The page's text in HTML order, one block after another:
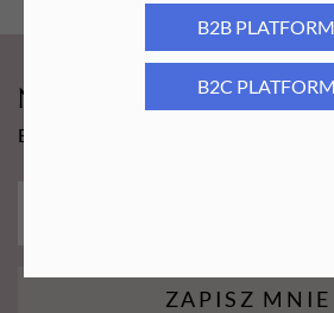
B2B PLATFORM
B2C PLATFORM
Newsy Aba Group!
Bądź na bieżąco i łap promocję tylko
ZAPISZ